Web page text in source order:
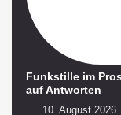
Funkstille im
auf Antworten
10. August 2026